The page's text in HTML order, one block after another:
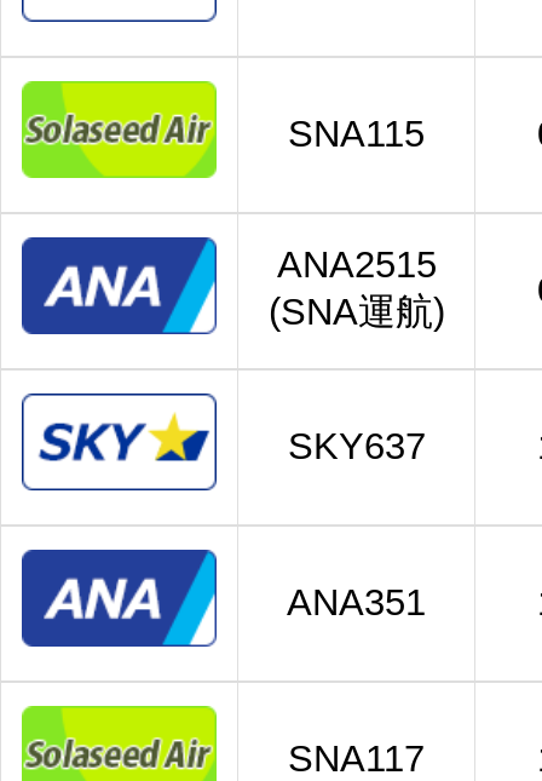
SNA115
ANA2515
(SNA運航)
SKY637
ANA351
SNA117